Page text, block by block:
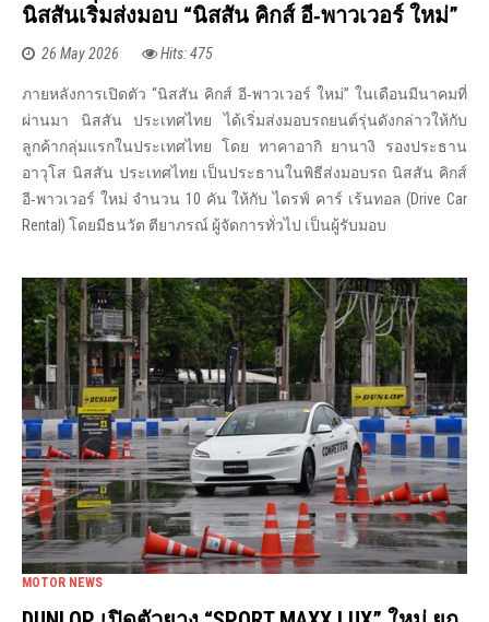
นิสสันเริ่มส่งมอบ “นิสสัน คิกส์ อี‑พาวเวอร์ ใหม่”
26 May 2026 Hits: 475
ภายหลังการเปิดตัว “นิสสัน คิกส์ อี‑พาวเวอร์ ใหม่” ในเดือนมีนาคมที่
ผ่านมา นิสสัน ประเทศไทย ได้เริ่มส่งมอบรถยนต์รุ่นดังกล่าวให้กับ
ลูกค้ากลุ่มแรกในประเทศไทย โดย ทาคาอากิ ยานางิ รองประธาน
อาวุโส นิสสัน ประเทศไทย เป็นประธานในพิธีส่งมอบรถ นิสสัน คิกส์
อี‑พาวเวอร์ ใหม่ จำนวน 10 คัน ให้กับ ไดรฟ์ คาร์ เร้นทอล (Drive Car
Rental) โดยมีธนวัต ตียาภรณ์ ผู้จัดการทั่วไป เป็นผู้รับมอบ
MOTOR NEWS